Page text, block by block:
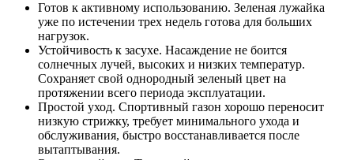
Готов к активному использованию. Зеленая лужайка
уже по истечении трех недель готова для больших
нагрузок.
Устойчивость к засухе. Насаждение не боится
солнечных лучей, высоких и низких температур.
Сохраняет свой однородный зеленый цвет на
протяжении всего периода эксплуатации.
Простой уход. Спортивный газон хорошо переносит
низкую стрижку, требует минимального ухода и
обслуживания, быстро восстанавливается после
вытаптывания.